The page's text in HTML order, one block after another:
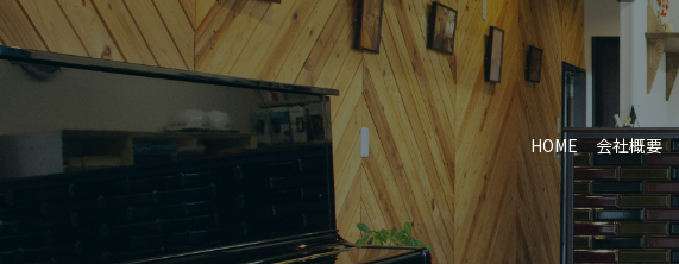
HOME 会社概要